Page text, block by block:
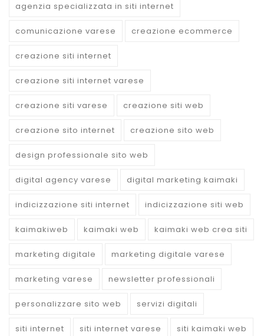
agenzia specializzata in siti internet
comunicazione varese creazione ecommerce
creazione siti internet
creazione siti internet varese
creazione siti varese creazione siti web
creazione sito internet creazione sito web
design professionale sito web
digital agency varese digital marketing kaimaki
indicizzazione siti internet indicizzazione siti web
kaimakiweb kaimaki web kaimaki web crea siti
marketing digitale marketing digitale varese
marketing varese newsletter professionali
personalizzare sito web servizi digitali
siti internet siti internet varese siti kaimaki web